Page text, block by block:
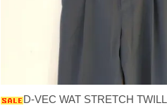
D-VEC WAT STRETCH TWILL